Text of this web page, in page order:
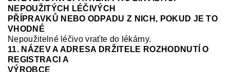
NEPOUŽITÝCH LÉČIVÝCH
PŘÍPRAVKŮ NEBO ODPADU Z NICH, POKUD JE TO
VHODNÉ
Nepoužitelné léčivo vraťte do lékárny.
11. NÁZEV A ADRESA DRŽITELE ROZHODNUTÍ O
REGISTRACI A
VÝROBCE